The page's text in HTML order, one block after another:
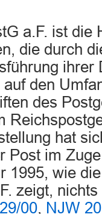
a.F. ist die
die durch
ihrer
den
des
hat
Post im
1995, wie
zeigt,
00, NJW